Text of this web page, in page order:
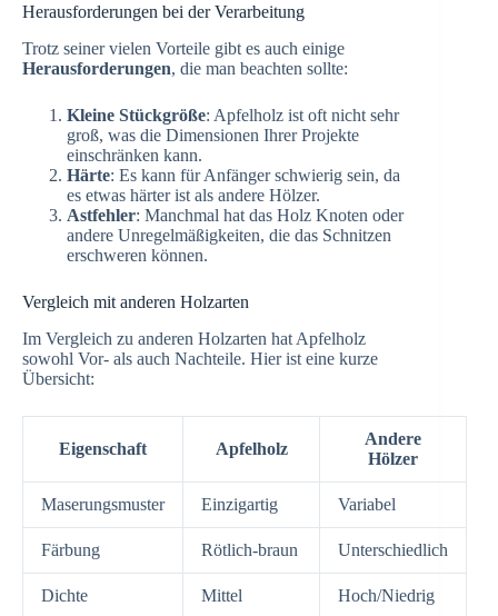
Herausforderungen bei der Verarbeitung
Trotz seiner vielen Vorteile gibt es auch einige
Herausforderungen, die man beachten sollte:
Kleine Stückgröße: Apfelholz ist oft nicht sehr
groß, was die Dimensionen Ihrer Projekte
einschränken kann.
Härte: Es kann für Anfänger schwierig sein, da
es etwas härter ist als andere Hölzer.
Astfehler: Manchmal hat das Holz Knoten oder
andere Unregelmäßigkeiten, die das Schnitzen
erschweren können.
Vergleich mit anderen Holzarten
Im Vergleich zu anderen Holzarten hat Apfelholz
sowohl Vor- als auch Nachteile. Hier ist eine kurze
Übersicht:
Eigenschaft Apfelholz
Andere
Hölzer
Maserungsmuster Einzigartig Variabel
Färbung Rötlich-braun Unterschiedlich
Dichte Mittel Hoch/Niedrig